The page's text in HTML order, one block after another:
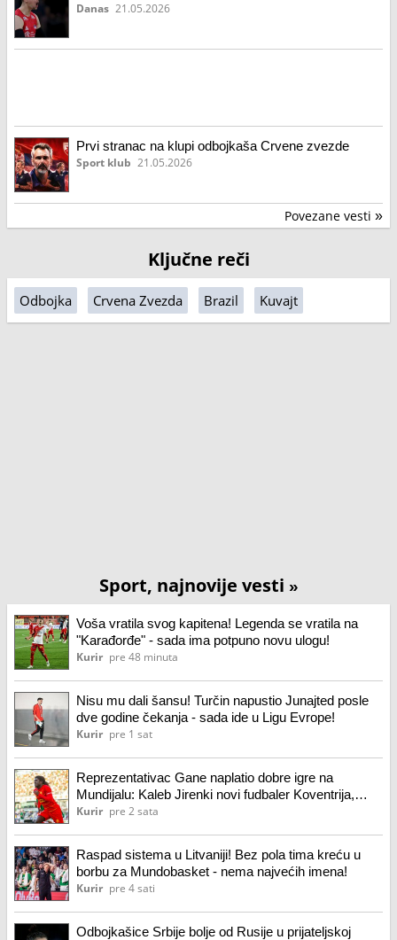
Danas 21.05.2026
Prvi stranac na klupi odbojkaša Crvene zvezde
Sport klub 21.05.2026
Povezane vesti »
Ključne reči
Odbojka Crvena Zvezda Brazil Kuvajt
Sport, najnovije vesti »
Voša vratila svog kapitena! Legenda se vratila na
"Karađorđe" - sada ima potpuno novu ulogu!
Kurir pre 48 minuta
Nisu mu dali šansu! Turčin napustio Junajted posle
dve godine čekanja - sada ide u Ligu Evrope!
Kurir pre 1 sat
Reprezentativac Gane naplatio dobre igre na
Mundijalu: Kaleb Jirenki novi fudbaler Koventrija,
šesto pojačanje Franka Lamparda
Kurir pre 2 sata
Raspad sistema u Litvaniji! Bez pola tima kreću u
borbu za Mundobasket - nema najvećih imena!
Kurir pre 4 sati
Odbojkašice Srbije bolje od Rusije u prijateljskoj